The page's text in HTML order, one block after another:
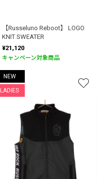
【Russeluno Reboot】 LOGO
KNIT SWEATER
¥21,120
キャンペーン対象商品
NEW
LADIES